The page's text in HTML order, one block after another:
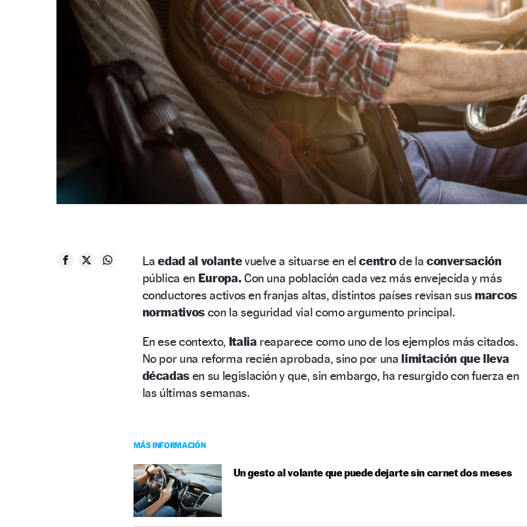
Laedad al volantevuelve a situarse en elcentrode la conversación
pública en Europa. Con una población cada vez más envejecida y más
conductores activos en franjas altas, distintos países revisan sus marcos
normativos con la seguridad vial como argumento principal.
En ese contexto, Italia reaparece como uno de los ejemplos más citados.
No por una reforma recién aprobada, sino por una limitación que lleva
décadas en su legislación y que, sin embargo, ha resurgido con fuerza en
las últimas semanas.
MÁS INFORMACIÓN
Un gesto al volante que puede dejarte sin carnet dos meses